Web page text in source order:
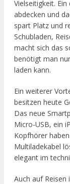
Vielseitigkeit.
abdecken und
spart Platz und
Schubladen,
macht sich das
benötigt man
laden kann.
Ein weiterer
besitzen heute
Das neue
Micro-USB, ein
Kopfhörer
Multiladekabel
elegant im
Auch auf Reisen